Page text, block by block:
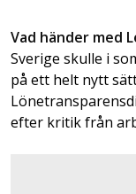
Vad händer med
Sverige skulle i
på ett helt nytt
efter kritik från